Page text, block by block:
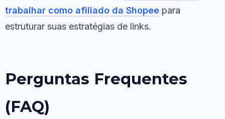
trabalhar como afiliado da Shopee para
estruturar suas estratégias de links.
Perguntas Frequentes
(FAQ)